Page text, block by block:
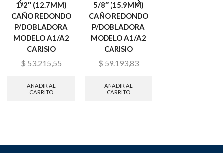
1/2″ (12.7MM)
CAÑO REDONDO
P/DOBLADORA
MODELO A1/A2
CARISIO
$ 53.215,55
AÑADIR AL
CARRITO
5/8″ (15.9MM)
CAÑO REDONDO
P/DOBLADORA
MODELO A1/A2
CARISIO
$ 59.193,83
AÑADIR AL
CARRITO